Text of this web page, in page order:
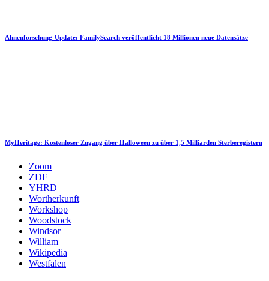
Ahnenforschung-Update: FamilySearch veröffentlicht 18 Millionen neue Datensätze
MyHeritage: Kostenloser Zugang über Halloween zu über 1,5 Milliarden Sterberegistern
Zoom
ZDF
YHRD
Wortherkunft
Workshop
Woodstock
Windsor
William
Wikipedia
Westfalen